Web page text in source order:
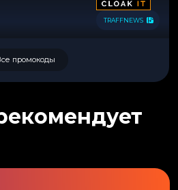
TRAFFNEWS
промокоды